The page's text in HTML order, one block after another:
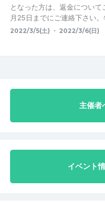
となった方は、返金について
月25日までにご連絡下さい
2022/3/5(土) ・ 2022/3/6(日)
主催者
イベント